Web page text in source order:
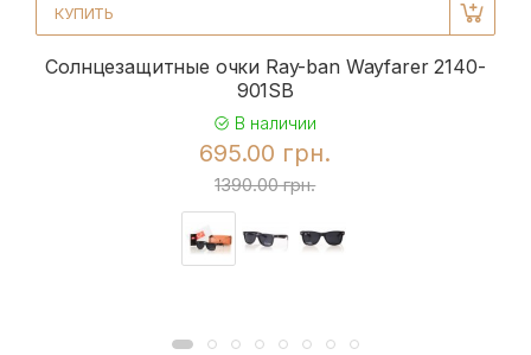
КУПИТЬ
Солнцезащитные очки Ray-ban Wayfarer 2140-
901SB
В наличии
695.00 грн.
1390.00 грн.